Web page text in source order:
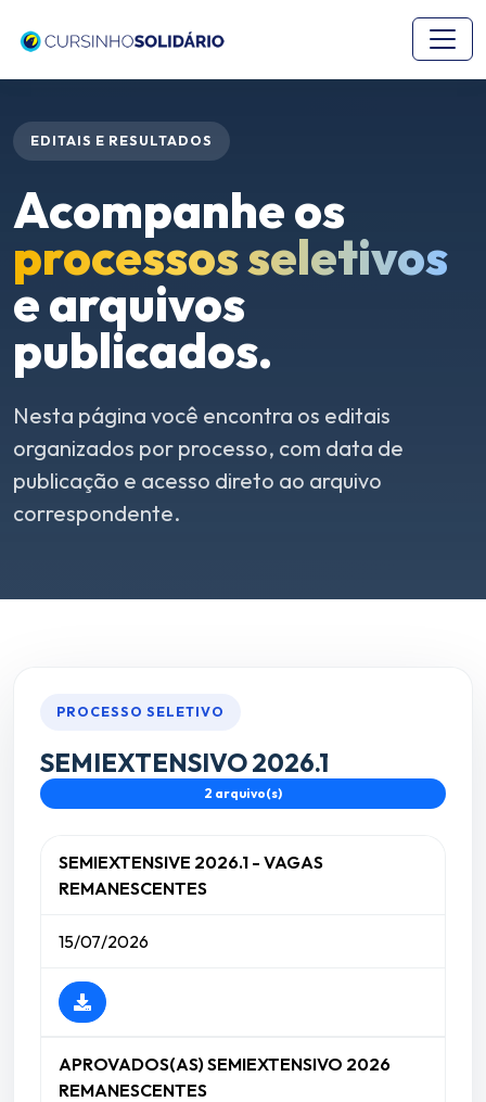
EDITAIS E RESULTADOS
Acompanhe os
processos seletivos
e arquivos
publicados.
Nesta página você encontra os editais
organizados por processo, com data de
publicação e acesso direto ao arquivo
correspondente.
PROCESSO SELETIVO
SEMIEXTENSIVO 2026.1
2 arquivo(s)
SEMIEXTENSIVE 2026.1 - VAGAS
REMANESCENTES
15/07/2026
APROVADOS(AS) SEMIEXTENSIVO 2026
REMANESCENTES